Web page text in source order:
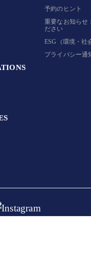
予約のヒント
重要なお知らせ
ださい
ESG（環境・社
プライバシー通